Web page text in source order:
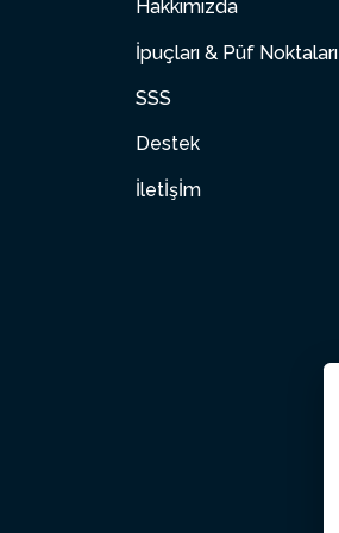
Hakkımızda
İpuçları & Püf Noktaları
SSS
Destek
İletİşİm